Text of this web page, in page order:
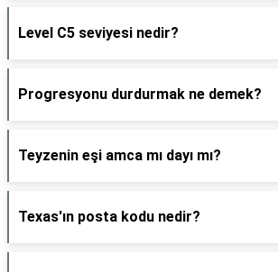
Level C5 seviyesi nedir?
Progresyonu durdurmak ne demek?
Teyzenin eşi amca mı dayı mı?
Texas'ın posta kodu nedir?